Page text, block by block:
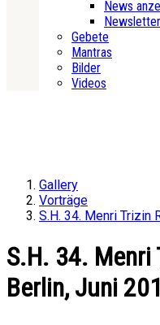
News
Gebete
Mantras
Bilder
Videos
Gallery
Vorträge
S.H. 34. Menri Trizin
S.H. 34. Menri
Berlin, Juni